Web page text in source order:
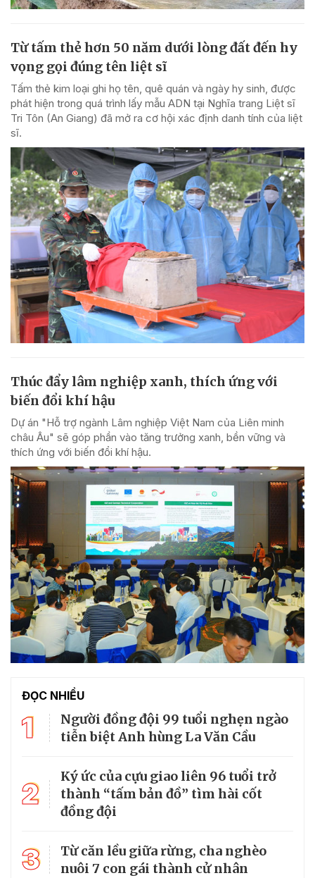
Từ tấm thẻ hơn 50 năm dưới lòng đất đến hy
vọng gọi đúng tên liệt sĩ
Tấm thẻ kim loại ghi họ tên, quê quán và ngày hy sinh, được
phát hiện trong quá trình lấy mẫu ADN tại Nghĩa trang Liệt sĩ
Tri Tôn (An Giang) đã mở ra cơ hội xác định danh tính của liệt
sĩ.
Thúc đẩy lâm nghiệp xanh, thích ứng với
biến đổi khí hậu
Dự án "Hỗ trợ ngành Lâm nghiệp Việt Nam của Liên minh
châu Âu" sẽ góp phần vào tăng trưởng xanh, bền vững và
thích ứng với biến đổi khí hậu.
ĐỌC NHIỀU
1
Người đồng đội 99 tuổi nghẹn ngào
tiễn biệt Anh hùng La Văn Cầu
2
Ký ức của cựu giao liên 96 tuổi trở
thành “tấm bản đồ” tìm hài cốt
đồng đội
3
Từ căn lều giữa rừng, cha nghèo
nuôi 7 con gái thành cử nhân